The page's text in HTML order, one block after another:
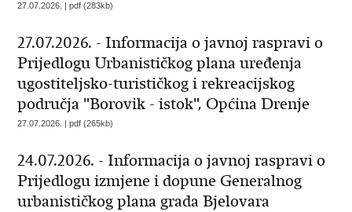
27.07.2026. | pdf (283kb)
27.07.2026. - Informacija o javnoj raspravi o
Prijedlogu Urbanističkog plana uređenja
ugostiteljsko-turističkog i rekreacijskog
područja "Borovik - istok", Općina Drenje
27.07.2026. | pdf (265kb)
24.07.2026. - Informacija o javnoj raspravi o
Prijedlogu izmjene i dopune Generalnog
urbanističkog plana grada Bjelovara